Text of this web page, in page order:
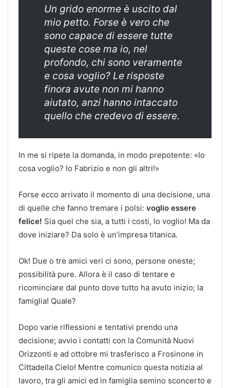
Un grido enorme è uscito dal
mio petto. Forse è vero che
sono capace di essere tutte
queste cose ma io, nel
profondo, chi sono veramente
e cosa voglio? Le risposte
finora avute non mi hanno
aiutato, anzi hanno intaccato
quello che credevo di essere.
In me si ripete la domanda, in modo prepotente: «Io
cosa voglio? Io Fabrizio e non gli altri!»
Forse ecco arrivato il momento di una decisione, una
di quelle che fanno tremare i polsi: voglio essere
felice! Sia quel che sia, a tutti i costi, lo voglio! Ma da
dove iniziare? Da solo è un’impresa titanica.
Ok! Due o tre amici veri ci sono, persone oneste;
possibilità pure. Allora è il caso di tentare e
ricominciare dal punto dove tutto ha avuto inizio; la
famiglia! Quale?
Dopo varie riflessioni e tentativi prendo una
decisione; avvio i contatti con la Comunità Nuovi
Orizzonti e ad ottobre mi trasferisco a Frosinone in
Cittadella Cielo! Mentre comunico questa notizia al
lavoro, tra gli amici ed in famiglia semino sconcerto e